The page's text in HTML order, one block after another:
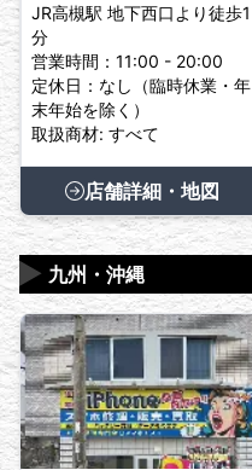
JR高槻駅 地下西口より徒歩1
分
営業時間：11:00 - 20:00
定休日：なし（臨時休業・年
末年始を除く）
取扱商材: すべて
店舗詳細・地図
九州・沖縄
▶